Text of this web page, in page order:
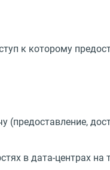
к которому
(предоставление,
в дата-центрах на